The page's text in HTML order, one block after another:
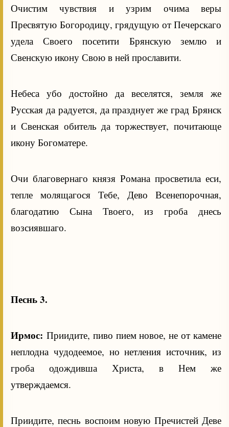
Очистим чувствия и узрим очима веры
Пресвятую Богородицу, грядущую от Печерскаго
удела Своего посетити Брянскую землю и
Свенскую икону Свою в ней прославити.
Небеса убо достойно да веселятся, земля же
Русская да радуется, да празднует же град Брянск
и Свенская обитель да торжествует, почитающе
икону Богоматере.
Очи благовернаго князя Романа просветила еси,
тепле молящагося Тебе, Дево Всенепорочная,
благодатию Сына Твоего, из гроба днесь
возсиявшаго.
Песнь 3.
Ирмос: Приидите, пиво пием новое, не от камене
неплодна чудодеемое, но нетления источник, из
гроба одождивша Христа, в Нем же
утверждаемся.
Приидите, песнь воспоим новую Пречистей Деве